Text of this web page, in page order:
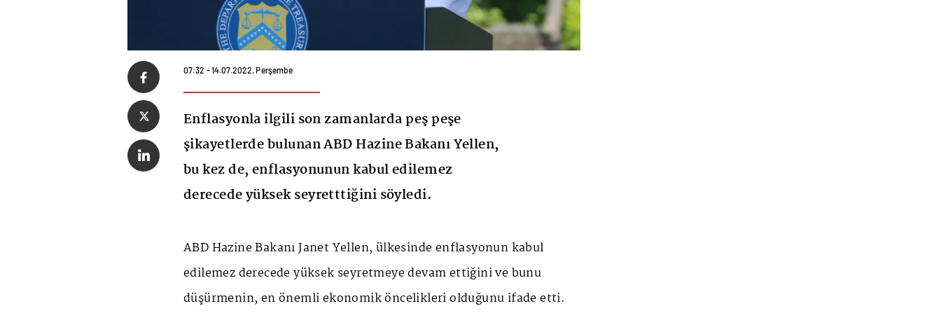
07:32 - 14.07.2022, Perşembe
Enflasyonla ilgili son zamanlarda peş peşe
şikayetlerde bulunan ABD Hazine Bakanı Yellen,
bu kez de, enflasyonunun kabul edilemez
derecede yüksek seyretttiğini söyledi.
ABD Hazine Bakanı Janet Yellen, ülkesinde enflasyonun kabul
edilemez derecede yüksek seyretmeye devam ettiğini ve bunu
düşürmenin, en önemli ekonomik öncelikleri olduğunu ifade etti.